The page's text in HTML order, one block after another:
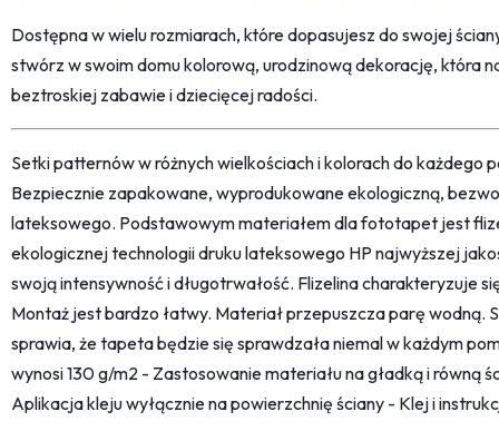
Dostępna w wielu rozmiarach, które dopasujesz do swojej
stwórz w swoim domu kolorową, urodzinową dekorację, która
beztroskiej zabawie i dziecięcej radości.
Setki patternów w różnych wielkościach i kolorach do każdego
Bezpiecznie zapakowane, wyprodukowane ekologiczną,
lateksowego. Podstawowym materiałem dla fototapet jest
ekologicznej technologii druku lateksowego HP najwyższej
swoją intensywność i długotrwałość. Flizelina charakteryzuje
Montaż jest bardzo łatwy. Materiał przepuszcza parę wodną.
sprawia, że tapeta będzie się sprawdzała niemal w każdym
wynosi 130 g/m2 - Zastosowanie materiału na gładką i równą
Aplikacja kleju wyłącznie na powierzchnię ściany - Klej i